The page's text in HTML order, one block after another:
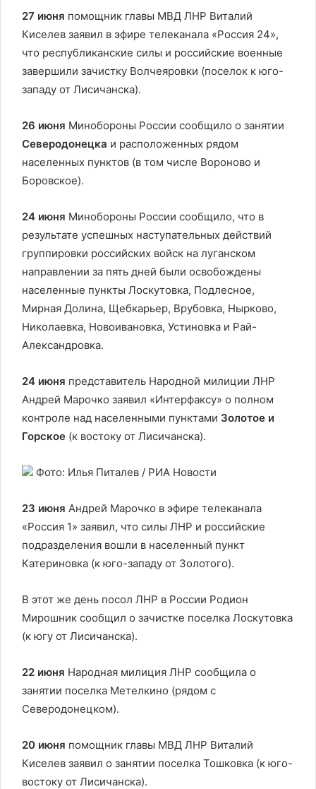
27 июня помощник главы МВД ЛНР Виталий
Киселев заявил в эфире телеканала «Россия 24»,
что республиканские силы и российские военные
завершили зачистку Волчеяровки (поселок к юго-
западу от Лисичанска).
26 июня Минобороны России сообщило о занятии
Северодонецка и расположенных рядом
населенных пунктов (в том числе Вороново и
Боровское).
24 июня Минобороны России сообщило, что в
результате успешных наступательных действий
группировки российских войск на луганском
направлении за пять дней были освобождены
населенные пункты Лоскутовка, Подлесное,
Мирная Долина, Щебкарьер, Врубовка, Нырково,
Николаевка, Новоивановка, Устиновка и Рай-
Александровка.
24 июня представитель Народной милиции ЛНР
Андрей Марочко заявил «Интерфаксу» о полном
контроле над населенными пунктами Золотое и
Горское (к востоку от Лисичанска).
Фото: Илья Питалев / РИА Новости
23 июня Андрей Марочко в эфире телеканала
«Россия 1» заявил, что силы ЛНР и российские
подразделения вошли в населенный пункт
Катериновка (к юго-западу от Золотого).
В этот же день посол ЛНР в России Родион
Мирошник сообщил о зачистке поселка Лоскутовка
(к югу от Лисичанска).
22 июня Народная милиция ЛНР сообщила о
занятии поселка Метелкино (рядом с
Северодонецком).
20 июня помощник главы МВД ЛНР Виталий
Киселев заявил о занятии поселка Тошковка (к юго-
востоку от Лисичанска).